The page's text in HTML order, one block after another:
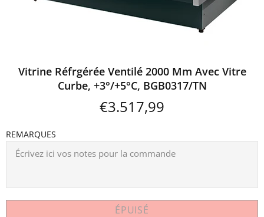
Vitrine Réfrgérée Ventilé 2000 Mm Avec Vitre
Curbe, +3°/+5°C, BGB0317/TN
€3.517,99
REMARQUES
ÉPUISÉ